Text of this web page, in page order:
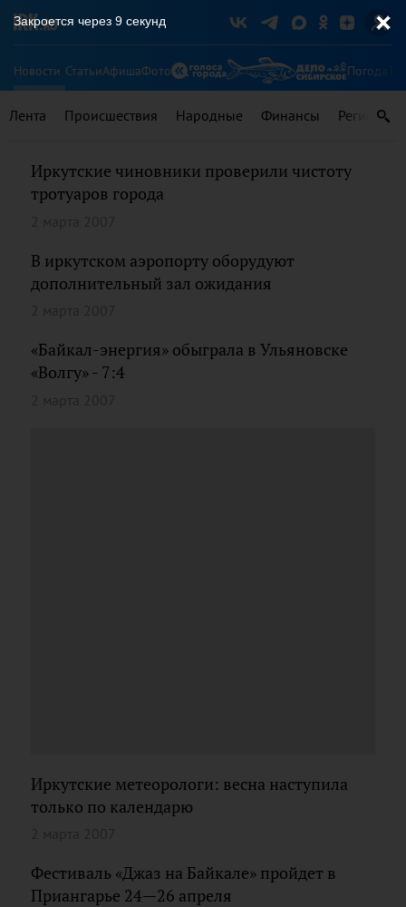
Новости СтатьиАфишаФото Погода
Лента Происшествия Народные Финансы Регионы
Иркутские чиновники проверили чистоту
тротуаров города
В иркутском аэропорту оборудуют
дополнительный зал ожидания
«Байкал-энергия» обыграла в Ульяновске
«Волгу» - 7:4
Иркутские метеорологи: весна наступила
только по календарю
Фестиваль «Джаз на Байкале» пройдет в
Приангарье 24—26 апреля
Закроется через 9 секунд